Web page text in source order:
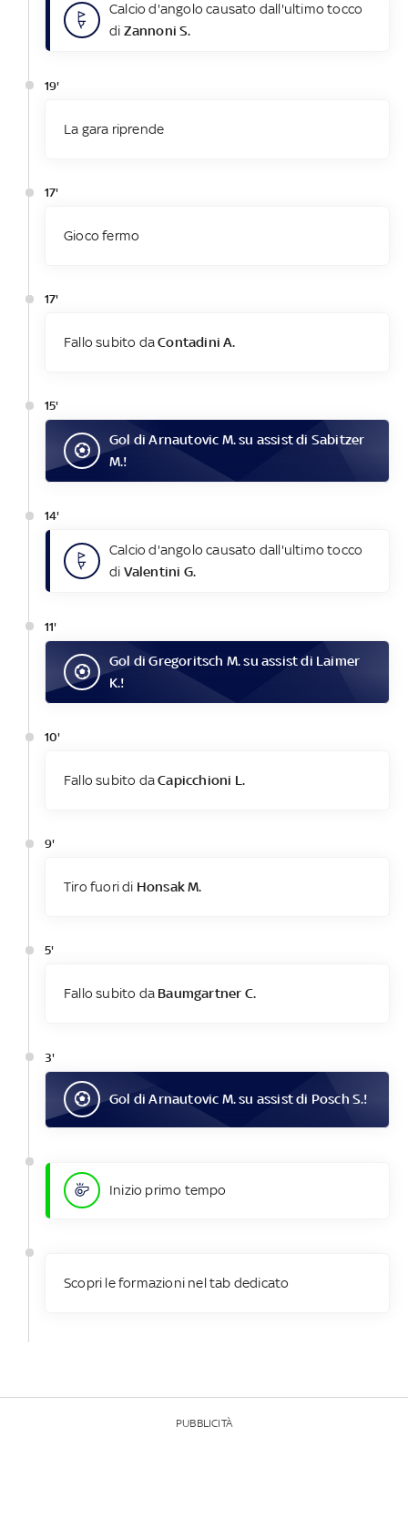
Calcio d'angolo causato dall'ultimo tocco
di Zannoni S.
19'
La gara riprende
17'
Gioco fermo
17'
Fallo subito daContadini A.
15'
Gol diArnautovic M.su assist di Sabitzer
M.!
14'
Calcio d'angolo causato dall'ultimo tocco
di Valentini G.
11'
Gol diGregoritsch M.su assist di Laimer
K.!
10'
Fallo subito daCapicchioni L.
9'
Tiro fuori di Honsak M.
5'
Fallo subito da Baumgartner C.
3'
Gol diArnautovic M.su assist di Posch S.!
Inizio primo tempo
Scopri le formazioni nel tab dedicato
PUBBLICITÀ